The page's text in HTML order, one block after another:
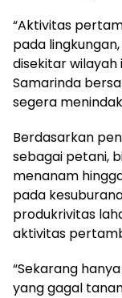
“Aktivitas
pada
disekitar wilayah
Samarinda
segera
Berdasarkan
sebagai petani,
menanam
pada
produkrivitas
aktivitas
“Sekarang
yang gagal